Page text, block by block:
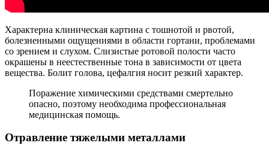
Характерна клиническая картина с тошнотой и рвотой,
болезненными ощущениями в области гортани, проблемами
со зрением и слухом. Слизистые ротовой полости часто
окрашены в неестественные тона в зависимости от цвета
вещества. Болит голова, цефалгия носит резкий характер.
Поражение химическими средствами смертельно
опасно, поэтому необходима профессиональная
медицинская помощь.
Отравление тяжелыми металлами